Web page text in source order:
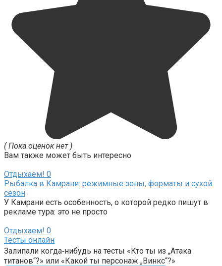
( Пока оценок нет )
Вам также может быть интересно
Отдыхаем! 0
Рыбалка в Камрани: режимные зоны, форматы и сухой
сезон
У Камрани есть особенность, о которой редко пишут в
рекламе тура: это не просто
Отдыхаем! 0
Тесты онлайн
Залипали когда‑нибудь на тесты «Кто ты из „Атака
титанов“?» или «Какой ты персонаж „Винкс“?»